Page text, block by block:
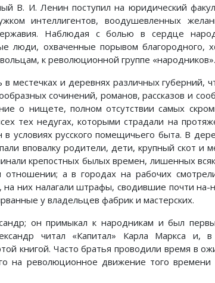
В. И. Ленин поступил на юридический
интеллигентов, воодушевленных
Наблюдая с болью в сердце
люди, охваченные порывом благородного,
к революционной группе «народников».
местечках и деревнях различных губерний,
сочинений, романов, рассказов и
о нищете, полном отсутствии самых
тех недугах, которыми страдали на
условиях русского помещичьего быта. В
вповалку родители, дети, крупный скот и
крепостных былых времен, лишенных
а в городах на рабочих
них налагали штрафы, сводившие почти на-
у владельцев фабрик и мастерских.
он примыкал к народникам и был
читал «Капитал» Карла Маркса и,
книгой. Часто братья проводили время в
на революционное движение того